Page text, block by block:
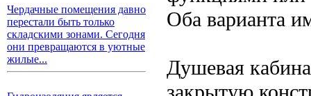
Чердачные помещения давно
перестали быть только
складскими зонами. Сегодня
они превращаются в уютные
жилые...
Оба варианта
Душевая